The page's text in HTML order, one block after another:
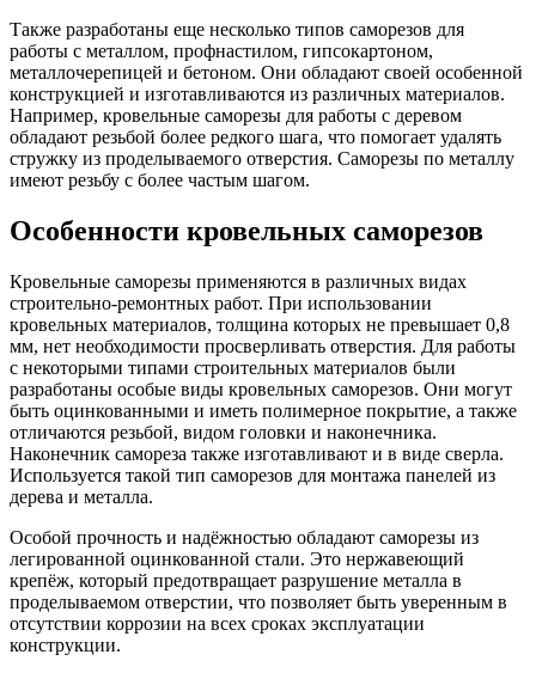
Также разработаны еще несколько типов саморезов для
работы с металлом, профнастилом, гипсокартоном,
металлочерепицей и бетоном. Они обладают своей особенной
конструкцией и изготавливаются из различных материалов.
Например, кровельные саморезы для работы с деревом
обладают резьбой более редкого шага, что помогает удалять
стружку из проделываемого отверстия. Саморезы по металлу
имеют резьбу с более частым шагом.
Особенности кровельных саморезов
Кровельные саморезы применяются в различных видах
строительно-ремонтных работ. При использовании
кровельных материалов, толщина которых не превышает 0,8
мм, нет необходимости просверливать отверстия. Для работы
с некоторыми типами строительных материалов были
разработаны особые виды кровельных саморезов. Они могут
быть оцинкованными и иметь полимерное покрытие, а также
отличаются резьбой, видом головки и наконечника.
Наконечник самореза также изготавливают и в виде сверла.
Используется такой тип саморезов для монтажа панелей из
дерева и металла.
Особой прочность и надёжностью обладают саморезы из
легированной оцинкованной стали. Это нержавеющий
крепёж, который предотвращает разрушение металла в
проделываемом отверстии, что позволяет быть уверенным в
отсутствии коррозии на всех сроках эксплуатации
конструкции.